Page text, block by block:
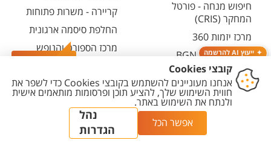
ייעוץ AI להרשמה
חיפוש מנחה - פורטל
המחקר (CRIS)
מרכז יזמות 360
BGN Technology
Transfer
פארק ההייטק
משרות אקדמיות
קריירה - משרות פתוחות
החלפת סיסמה ארגונית
מרכז הספורט והנופש
חירום